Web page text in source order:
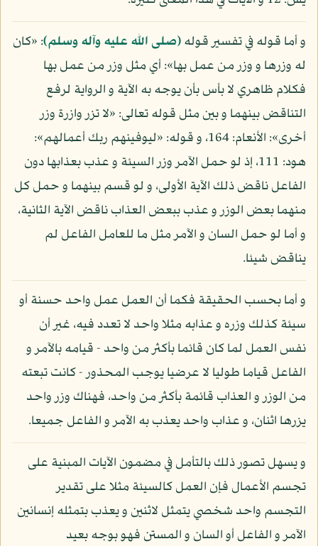
و أما قوله في تفسير قوله(صلى الله عليه وآله وسلم): «كان
له وزرها و وزر من عمل بها»: أي مثل وزر من عمل بها
فكلام ظاهري لا بأس بأن يوجه به الآية و الرواية لرفع
التناقض بينهما و بين مثل قوله تعالى: «لا تزر وازرة وزر
أخرى»: الأنعام: 164، و قوله: «ليوفينهم ربك أعمالهم»:
هود: 111، إذ لو حمل الآمر وزر السيئة و عذب بعذابها دون
الفاعل ناقض ذلك الآية الأولى، و لو قسم بينهما و حمل كل
منهما بعض الوزر و عذب ببعض العذاب ناقض الآية الثانية،
و أما لو حمل السان و الآمر مثل ما للعامل الفاعل لم
يناقض شيئا.
و أما بحسب الحقيقة فكما أن العمل عمل واحد حسنة أو
سيئة كذلك وزره و عذابه مثلا واحد لا تعدد فيه، غير أن
نفس العمل لما كان قائما بأكثر من واحد - قيامه بالآمر و
الفاعل قياما طوليا لا عرضيا يوجب المحذور - كانت تبعته
من الوزر و العذاب قائمة بأكثر من واحد، فهناك وزر واحد
يزرها اثنان، و عذاب واحد يعذب به الآمر و الفاعل جميعا.
و يسهل تصور ذلك بالتأمل في مضمون الآيات المبنية على
تجسم الأعمال فإن العمل كالسيئة مثلا على تقدير
التجسم واحد شخصي يتمثل لاثنين و يعذب بتمثله إنسانين
الآمر و الفاعل أو السان و المستن فهو بوجه بعيد